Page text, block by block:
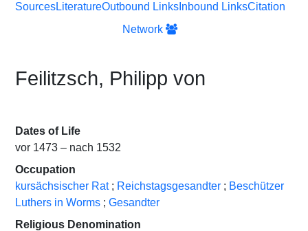
SourcesLiteratureOutbound LinksInbound LinksCitation
Network
Feilitzsch, Philipp von
Dates of Life
vor 1473 – nach 1532
Occupation
kursächsischer Rat ; Reichstagsgesandter ; Beschützer
Luthers in Worms ; Gesandter
Religious Denomination